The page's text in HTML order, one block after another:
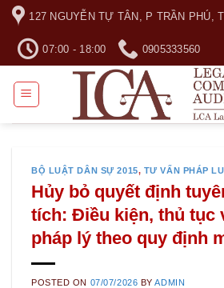
Skip
content
127 NGUYỄN TỰ TÂN, P TRẦN PHÚ,
07:00 - 18:00 0905333560
BỘ LUẬT DÂN SỰ 2015, TƯ VẤN PHÁP
Hủy bỏ quyết định
tích: Điều kiện, thủ tục
pháp lý theo quy định
POSTED ON 07/07/2026 BYADMIN